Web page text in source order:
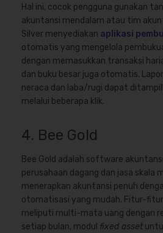
Hal ini, cocok pengguna gunakan
akuntansi mendalam atau tim
Silver menyediakan aplikasi
otomatis yang mengelola
dengan memasukkan transaksi
dan buku besar juga otomatis.
neraca dan laba/rugi dapat
melalui beberapa klik.
4. Bee Gold
Bee Gold adalah software
perusahaan dagang dan jasa skala
menerapkan akuntansi penuh
otomatisasi yang mudah. Fitur-fitur
meliputi multi-mata uang dengan
setiap bulan, modul fixed asset